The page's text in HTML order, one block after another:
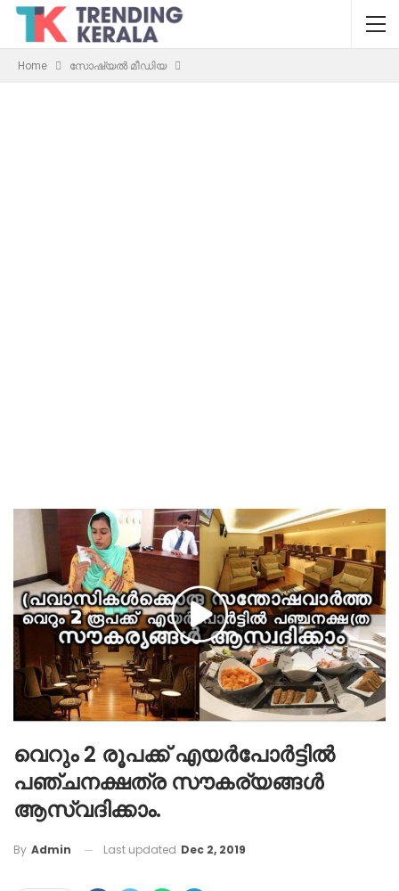
Home സോഷ്യൽ മീഡിയ
വെറും 2 രൂപക്ക് എയർപോർട്ടിൽ
പഞ്ചനക്ഷത്ര സൗകര്യങ്ങൾ
ആസ്വദിക്കാം.
By Admin Last updated Dec 2, 2019